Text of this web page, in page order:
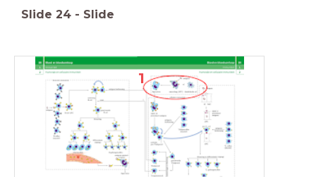
Slide 24 - Slide
1